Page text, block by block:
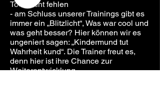
Tour nicht fehlen
- am Schluss unserer Trainings gibt es
immer ein „Blitzlicht“, Was war cool und
was geht besser? Hier können wir es
ungeniert sagen: „Kindermund tut
Wahrheit kund“. Die Trainer freut es,
denn hier ist ihre Chance zur
Weiterentwicklung.